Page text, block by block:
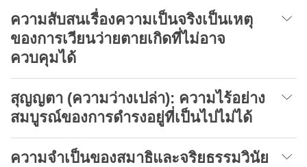
ความสับสนเรื่องความเป็นจริงเป็นเหตุ
ของการเวียนว่ายตายเกิดที่ไม่อาจ
ควบคุมได้
สุญญตา (ความว่างเปล่า): ความไร้อย่าง
สมบูรณ์ของการดำรงอยู่ที่เป็นไปไม่ได้
ความจำเป็นของสมาธิและจริยธรรมวินัย